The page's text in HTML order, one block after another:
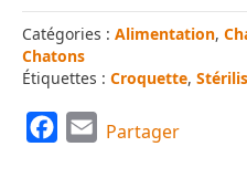
Catégories : Alimentation,
Chatons
Étiquettes : Croquette,
Partager